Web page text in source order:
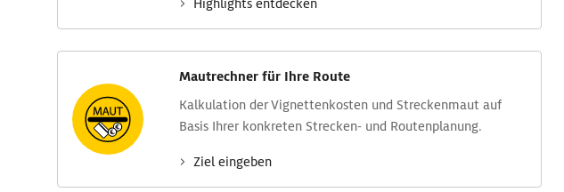
Highlights entdecken
Mautrechner für Ihre Route
Kalkulation der Vignettenkosten und Streckenmaut auf
Basis Ihrer konkreten Strecken- und Routenplanung.
Ziel eingeben